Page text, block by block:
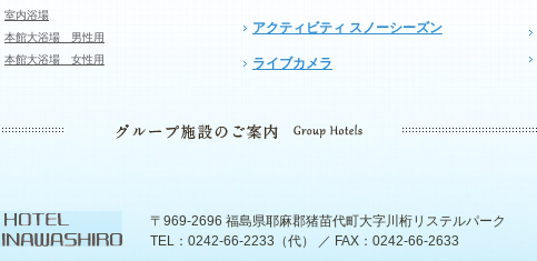
室内浴場
本館大浴場 男性用
本館大浴場 女性用
アクティビティ スノーシーズン
ライブカメラ
〒969-2696 福島県耶麻郡猪苗代町大字川桁リステルパーク
TEL：0242-66-2233（代） ／ FAX：0242-66-2633